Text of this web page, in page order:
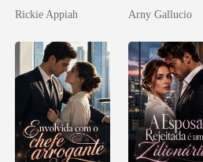
Bilionário
Rickie Appiah
amor
Arny Gallucio